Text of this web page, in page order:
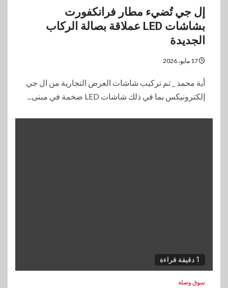
إل جي تُضيء مطار فرانكفورت
بشاشات LED عملاقة بصالة الركاب
الجديدة
أية محمد _ تم تركيب شاشات العرض التجارية من ال جي
إلكترونيكس بما في ذلك شاشات LED ضخمة في مبنى...
1 دقيقة قراءة
سوق وصلة